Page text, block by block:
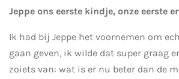
Jeppe ons eerste kindje, onze eerste
Ik had bij Jeppe het voornemen om
gaan geven, ik wilde dat super graag
zoiets van: wat is er nu beter dan de